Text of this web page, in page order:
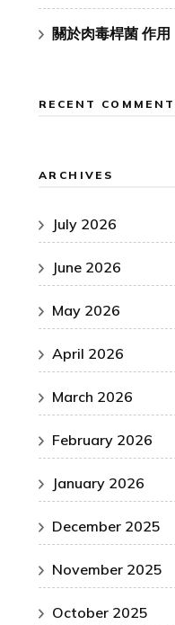
關於肉毒桿菌 作
RECENT
ARCHIVES
July 2026
June 2026
May 2026
April 2026
March 2026
February 2026
January 2026
December 2025
November 2025
October 2025